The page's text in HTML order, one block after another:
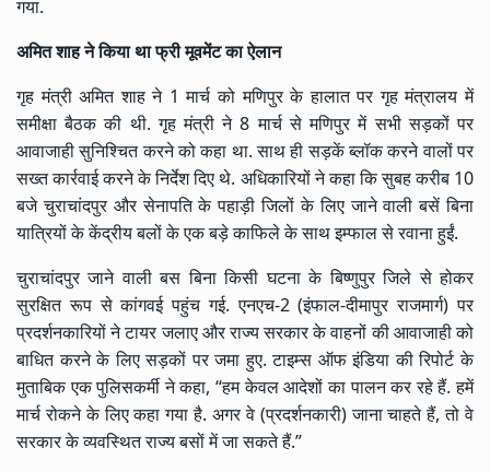
गया.
अमित शाह ने किया था फ्री मूवमेंट का ऐलान
गृह मंत्रीअमित शाहने 1 मार्च को मणिपुर के हालात पर गृह मंत्रालय में
समीक्षा बैठक की थी. गृह मंत्री ने 8 मार्च से मणिपुर में सभी सड़कों पर
आवाजाही सुनिश्चित करने को कहा था. साथ ही सड़कें ब्लॉक करने वालों पर
सख्त कार्रवाई करने के निर्देश दिए थे. अधिकारियों ने कहा कि सुबह करीब 10
बजे चुराचांदपुर और सेनापति के पहाड़ी जिलों के लिए जाने वाली बसें बिना
यात्रियों के केंद्रीय बलों के एक बड़े काफिले के साथ इम्फाल से रवाना हुईं.
चुराचांदपुर जाने वाली बस बिना किसी घटना के बिष्णुपुर जिले से होकर
सुरक्षित रूप से कांगवई पहुंच गई. एनएच-2 (इंफाल-दीमापुर राजमार्ग) पर
प्रदर्शनकारियों ने टायर जलाए और राज्य सरकार के वाहनों की आवाजाही को
बाधित करने के लिए सड़कों पर जमा हुए. टाइम्स ऑफ इंडिया की रिपोर्ट के
मुताबिक एक पुलिसकर्मी ने कहा, “हम केवल आदेशों का पालन कर रहे हैं. हमें
मार्च रोकने के लिए कहा गया है. अगर वे (प्रदर्शनकारी) जाना चाहते हैं, तो वे
सरकार के व्यवस्थित राज्य बसों में जा सकते हैं.”